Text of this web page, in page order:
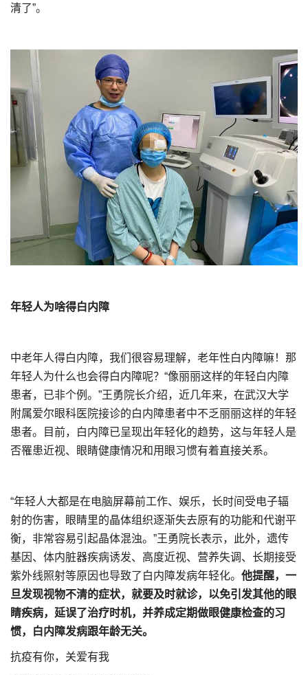
清了”。
年轻人为啥得白内障
中老年人得白内障，我们很容易理解，老年性白内障嘛！那
年轻人为什么也会得白内障呢？“像丽丽这样的年轻白内障
患者，已非个例。”王勇院长介绍，近几年来，在武汉大学
附属爱尔眼科医院接诊的白内障患者中不乏丽丽这样的年轻
患者。目前，白内障已呈现出年轻化的趋势，这与年轻人是
否罹患近视、眼睛健康情况和用眼习惯有着直接关系。
“年轻人大都是在电脑屏幕前工作、娱乐，长时间受电子辐
射的伤害，眼睛里的晶体组织逐渐失去原有的功能和代谢平
衡，非常容易引起晶体混浊。”王勇院长表示，此外，遗传
基因、体内脏器疾病诱发、高度近视、营养失调、长期接受
紫外线照射等原因也导致了白内障发病年轻化。 他提醒，一
旦发现视物不清的症状，就要及时就诊，以免引发其他的眼
睛疾病，延误了治疗时机，并养成定期做眼健康检查的习
惯，白内障发病跟年龄无关。
抗疫有你，关爱有我